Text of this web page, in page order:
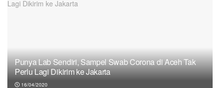
Punya Lab Sendiri, Sampel Swab Corona di Aceh Tak
Perlu Lagi Dikirim ke Jakarta
16/04/2020